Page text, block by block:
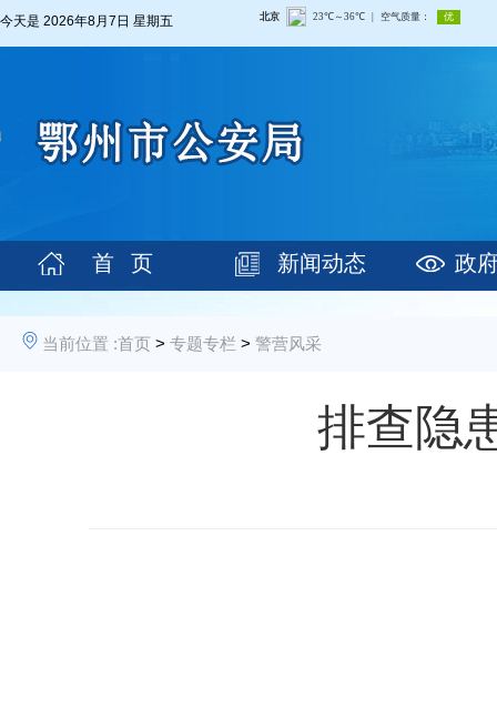
今天是 2026年8月7日 星期五
首 页 新闻动态 政
当前位置 :首页 > 专题专栏 > 警营风采
排查隐